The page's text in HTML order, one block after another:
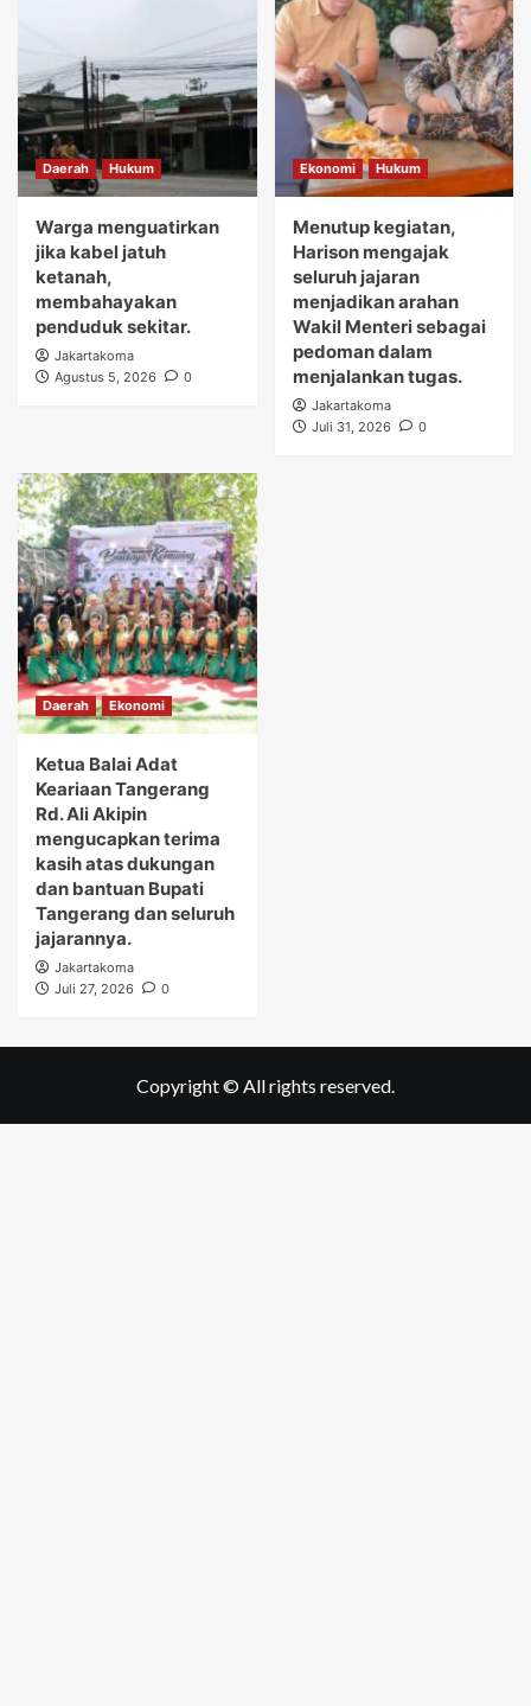
Daerah Hukum
Warga menguatirkan
jika kabel jatuh
ketanah,
membahayakan
penduduk sekitar.
Jakartakoma
Agustus 5, 2026
0
Ekonomi Hukum
Menutup kegiatan,
Harison mengajak
seluruh jajaran
menjadikan arahan
Wakil Menteri sebagai
pedoman dalam
menjalankan tugas.
Jakartakoma
Juli 31, 2026
0
Daerah Ekonomi
Ketua Balai Adat
Keariaan Tangerang
Rd. Ali Akipin
mengucapkan terima
kasih atas dukungan
dan bantuan Bupati
Tangerang dan seluruh
jajarannya.
Jakartakoma
Juli 27, 2026
0
Copyright © All rights reserved.